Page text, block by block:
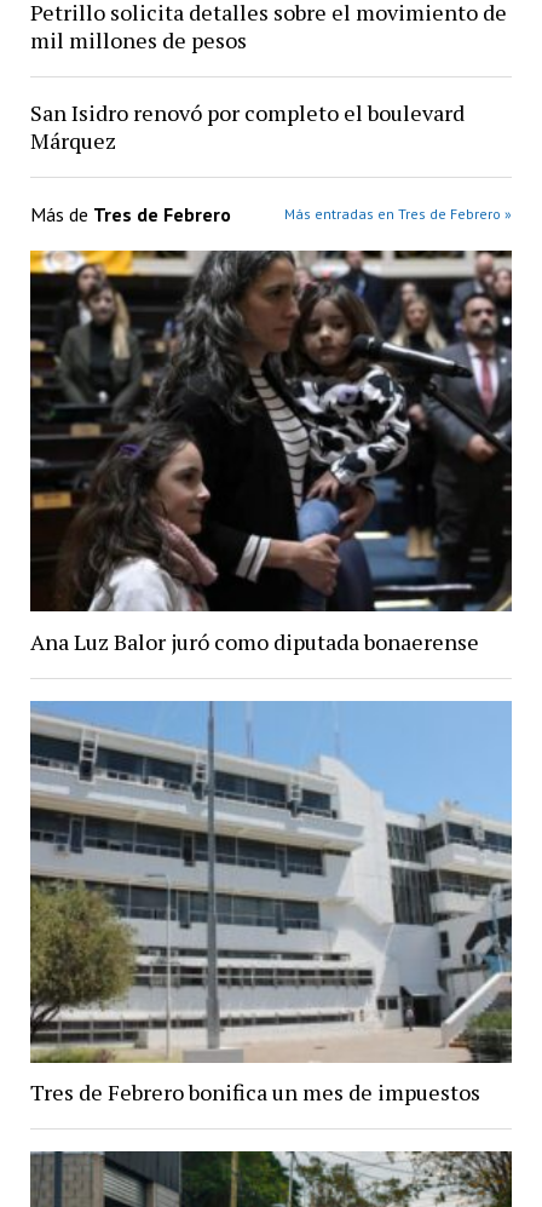
Petrillo solicita detalles sobre el movimiento de
mil millones de pesos
San Isidro renovó por completo el boulevard
Márquez
Más de Tres de Febrero Más entradas en Tres de Febrero »
Ana Luz Balor juró como diputada bonaerense
Tres de Febrero bonifica un mes de impuestos